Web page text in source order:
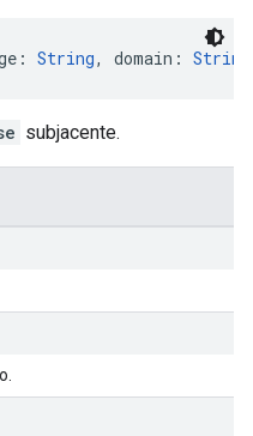
String, domain: String
subjacente.